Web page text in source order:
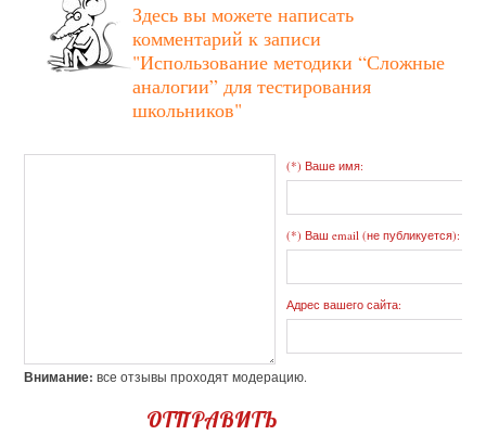
Здесь вы можете написать
комментарий к записи
"Использование методики “Сложные
аналогии” для тестирования
школьников"
(*) Ваше имя:
(*) Ваш email (не публикуется):
Адрес вашего сайта:
Внимание: все отзывы проходят модерацию.
ОТПРАВИТЬ